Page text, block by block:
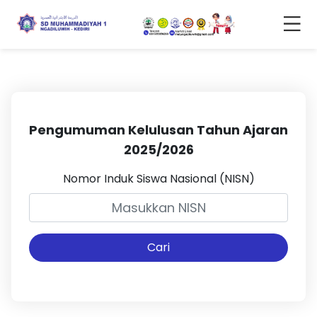
Pengumuman Kelulusan Tahun Ajaran
2025/2026
Nomor Induk Siswa Nasional (NISN)
Cari